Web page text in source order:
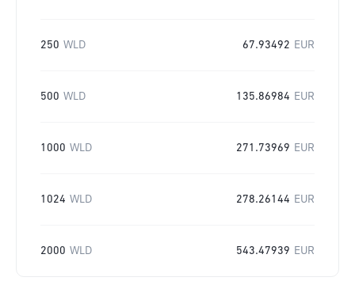
250 WLD 67.93492 EUR
500 WLD 135.86984 EUR
1000 WLD 271.73969 EUR
1024 WLD 278.26144 EUR
2000 WLD 543.47939 EUR